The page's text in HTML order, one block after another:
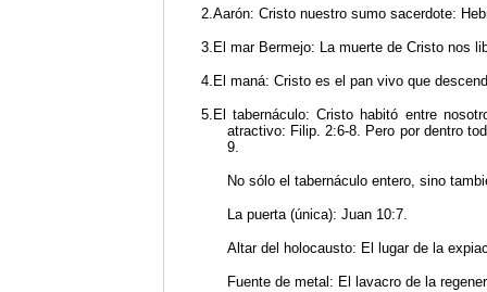
2.Aarón: Cristo nuestro sumo sacerdote:
3.El mar Bermejo: La muerte de Cristo nos
4.El maná: Cristo es el pan vivo que
5.El tabernáculo: Cristo habitó entre
atractivo: Filip. 2:6-8. Pero por dentro
9.
No sólo el tabernáculo entero, sino
La puerta (única): Juan 10:7.
Altar del holocausto: El lugar de la
Fuente de metal: El lavacro de la